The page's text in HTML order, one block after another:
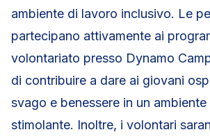
ambiente di lavoro inclusivo. Le
partecipano attivamente ai
volontariato presso Dynamo
di contribuire a dare ai giovani
svago e benessere in un
stimolante. Inoltre, i volontari